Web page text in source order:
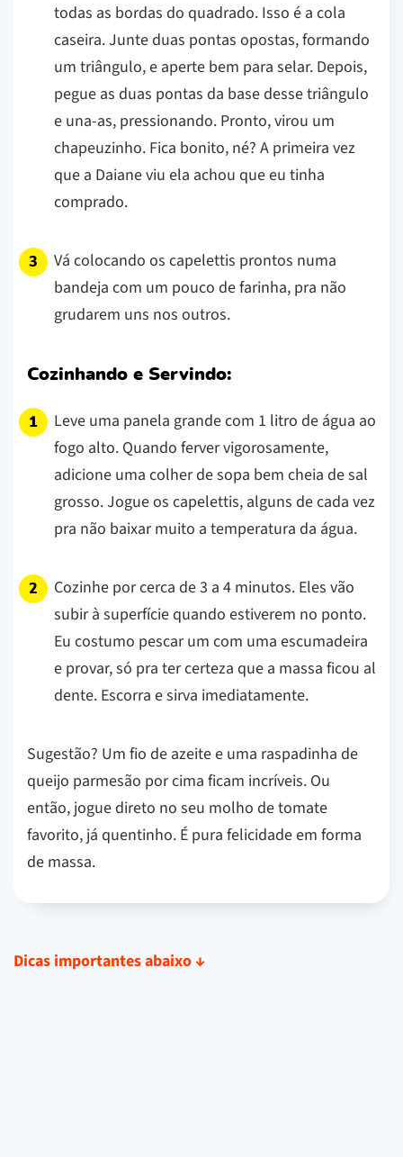
todas as bordas do quadrado. Isso é a cola
caseira. Junte duas pontas opostas, formando
um triângulo, e aperte bem para selar. Depois,
pegue as duas pontas da base desse triângulo
e una-as, pressionando. Pronto, virou um
chapeuzinho. Fica bonito, né? A primeira vez
que a Daiane viu ela achou que eu tinha
comprado.
Vá colocando os capelettis prontos numa
bandeja com um pouco de farinha, pra não
grudarem uns nos outros.
Cozinhando e Servindo:
Leve uma panela grande com 1 litro de água ao
fogo alto. Quando ferver vigorosamente,
adicione uma colher de sopa bem cheia de sal
grosso. Jogue os capelettis, alguns de cada vez
pra não baixar muito a temperatura da água.
Cozinhe por cerca de 3 a 4 minutos. Eles vão
subir à superfície quando estiverem no ponto.
Eu costumo pescar um com uma escumadeira
e provar, só pra ter certeza que a massa ficou al
dente. Escorra e sirva imediatamente.
Sugestão? Um fio de azeite e uma raspadinha de
queijo parmesão por cima ficam incríveis. Ou
então, jogue direto no seu molho de tomate
favorito, já quentinho. É pura felicidade em forma
de massa.
Dicas importantes abaixo ↓